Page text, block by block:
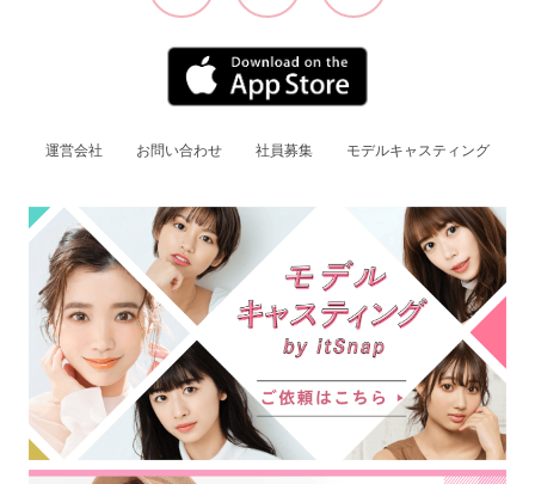
運営会社 お問い合わせ 社員募集 モデルキャスティング